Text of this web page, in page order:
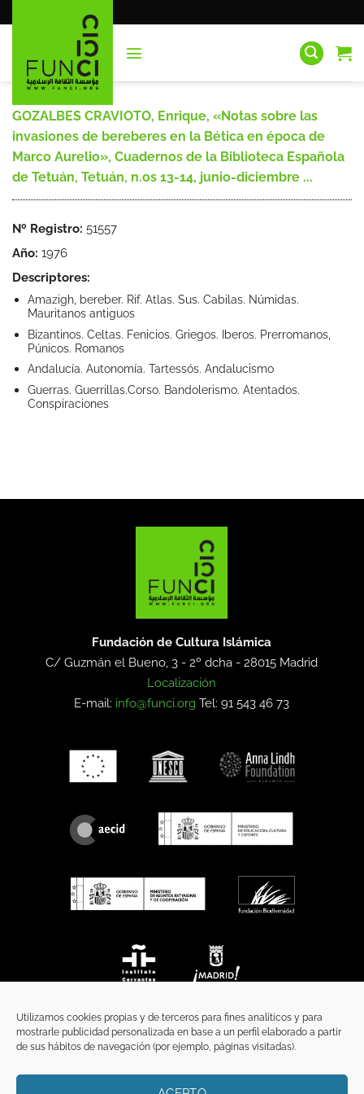
Utilizamos cookies propias y de terceros para fines analíticos y para
mostrarle publicidad personalizada en base a un perfil elaborado a partir
de sus hábitos de navegación (por ejemplo, páginas visitadas).
al
GOZALBES CRAVIOTO, Enrique, «Notas sobre las
invasiones de bereberes en la Bética en época de
Marco Aurelio», Cuadernos de la Biblioteca Española
de Tetuán, Tetuán, n.os 13-14, junio-diciembre ...
Nº Registro: 51557
Año: 1976
Descriptores:
Amazigh, bereber. Rif. Atlas. Sus. Cabilas. Númidas.
Mauritanos antiguos
Bizantinos. Celtas. Fenicios. Griegos. Iberos. Prerromanos,
Púnicos. Romanos
Andalucía. Autonomía. Tartessós. Andalucismo
Guerras. Guerrillas.Corso. Bandolerismo. Atentados.
Conspiraciones
Fundación de Cultura Islámica
C/ Guzmán el Bueno, 3 - 2º dcha -28015 Madrid
Localización
E-mail: info@funci.org Tel: 91 543 46 73